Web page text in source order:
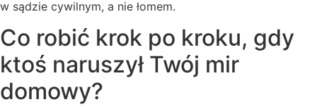
w sądzie cywilnym, a nie łomem.
Co robić krok po kroku, gdy
ktoś naruszył Twój mir
domowy?